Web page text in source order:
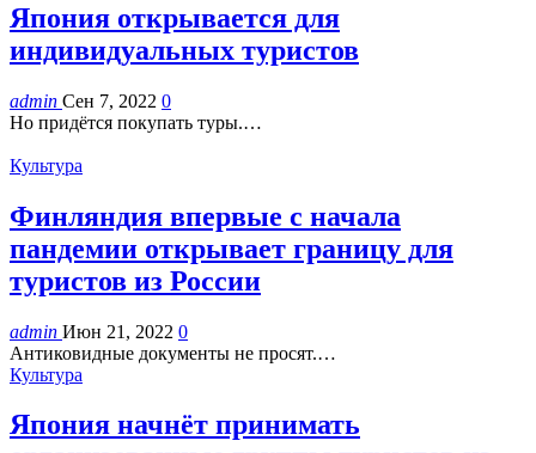
Япония открывается для
индивидуальных туристов
admin Сен 7, 2022 0
Но придётся покупать туры.…
Культура
Финляндия впервые с начала
пандемии открывает границу для
туристов из России
admin Июн 21, 2022 0
Антиковидные документы не просят.…
Культура
Япония начнёт принимать